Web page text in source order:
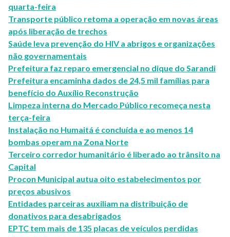
quarta-feira
Transporte público retoma a operação em novas áreas
após liberação de trechos
Saúde leva prevenção do HIV a abrigos e organizações
não governamentais
Prefeitura faz reparo emergencial no dique do Sarandi
Prefeitura encaminha dados de 24,5 mil famílias para
benefício do Auxílio Reconstrução
Limpeza interna do Mercado Público recomeça nesta
terça-feira
Instalação no Humaitá é concluída e ao menos 14
bombas operam na Zona Norte
Terceiro corredor humanitário é liberado ao trânsito na
Capital
Procon Municipal autua oito estabelecimentos por
preços abusivos
Entidades parceiras auxiliam na distribuição de
donativos para desabrigados
EPTC tem mais de 135 placas de veículos perdidas